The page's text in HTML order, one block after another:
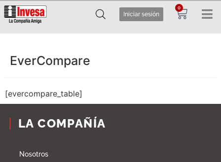
Iniciar sesión
0
EverCompare
[evercompare_table]
LA COMPAÑÍA
Nosotros